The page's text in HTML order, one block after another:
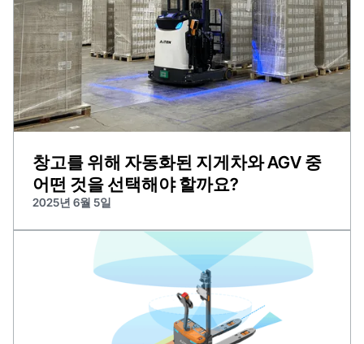
창고를 위해 자동화된 지게차와 AGV 중
어떤 것을 선택해야 할까요?
2025년 6월 5일